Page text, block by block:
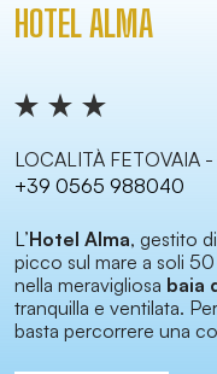
HOTEL ALMA
LOCALITÀ FETOVAIA
+39 0565 988040
L’Hotel Alma, gestito
picco sul mare a soli 50
nella meravigliosa baia
tranquilla e ventilata.
basta percorrere una